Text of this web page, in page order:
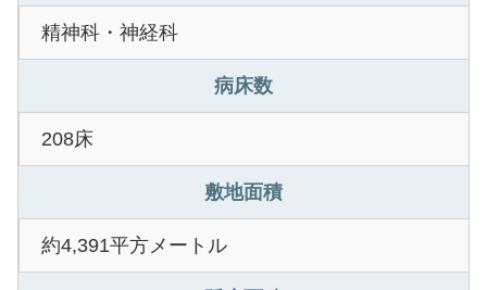
精神科・神経科
病床数
208床
敷地面積
約4,391平方メートル